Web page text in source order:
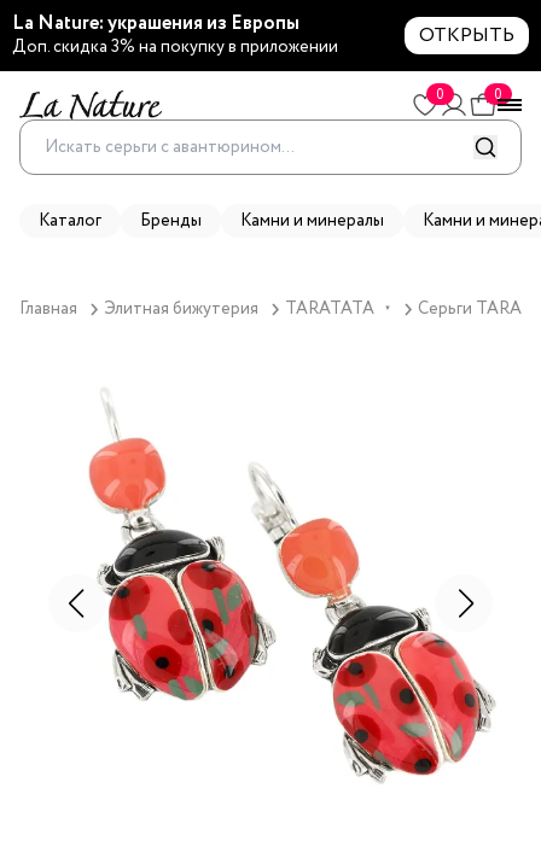
La Nature: украшения из Европы
Доп. скидка 3% на покупку в приложении ОТКРЫТЬ
0 0
Каталог Бренды Камни и минералы Камни и
Главная Элитная бижутерия TARATATA ▼ Серьги